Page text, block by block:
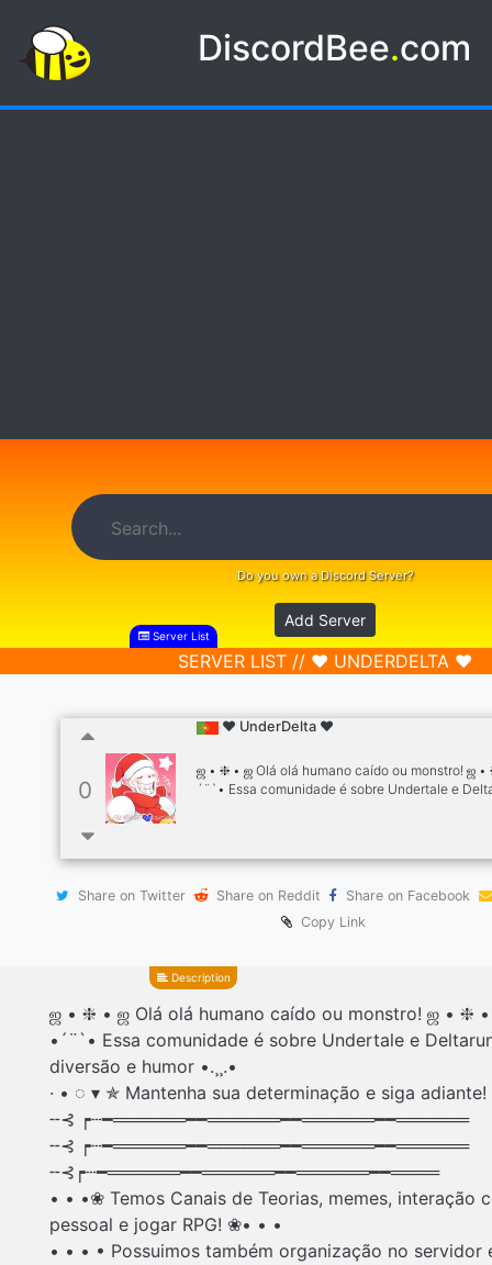
DiscordBee.com
Do you own a Discord Server?
Add Server
Server List
SERVER LIST // ❤ UNDERDELTA ❤
0
❤ UnderDelta ❤
ஜ • ❈ • ஜ Olá olá humano caído ou monstro! ஜ •
´¨`• Essa comunidade é sobre Undertale e
Temos Canais de Teorias, memes, interação
pessoal e jogar RPG! ❀• • • • • • • Possuimos
Share on Twitter Share on Reddit
Share on Facebook
Copy Link
Description
ஜ • ❈ • ஜ Olá olá humano caído ou monstro! ஜ • ❈
•´¨`• Essa comunidade é sobre Undertale e
diversão e humor •.¸¸.•
· • ◌ ▾ ✯ Mantenha sua determinação e siga adiante!
╌⊰ ┍┄━══════━━══════━━══════━━══════
╌⊰ ┍┄━══════━━══════━━══════━━══════
╌⊰┍┄━══════━━══════━━══════━━════
• • •❀ Temos Canais de Teorias, memes, interação
pessoal e jogar RPG! ❀• • •
• • • • Possuimos também organização no servidor